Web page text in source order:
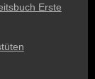
Erste